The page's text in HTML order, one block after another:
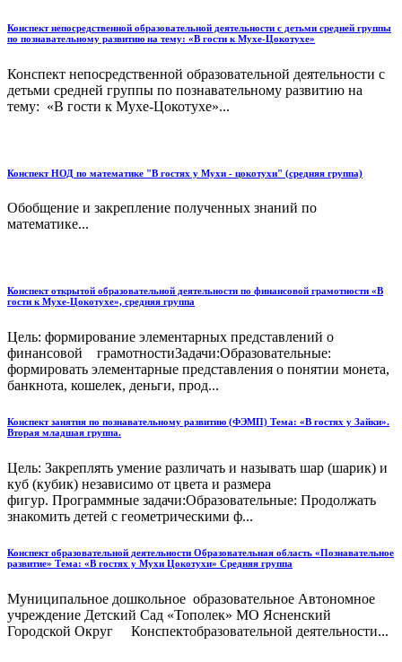
Конспект непосредственной образовательной деятельности с детьми средней группы
по познавательному развитию на тему: «В гости к Мухе-Цокотухе»
Конспект непосредственной образовательной деятельности с
детьми средней группы по познавательному развитию на
тему: «В гости к Мухе-Цокотухе»...
Конспект НОД по математике "В гостях у Мухи - цокотухи" (средняя группа)
Обобщение и закрепление полученных знаний по
математике...
Конспект открытой образовательной деятельности по финансовой грамотности «В
гости к Мухе-Цокотухе», средняя группа
Цель: формирование элементарных представлений о
финансовой грамотностиЗадачи:Образовательные:
формировать элементарные представления о понятии монета,
банкнота, кошелек, деньги, прод...
Конспект занятия по познавательному развитию (ФЭМП) Тема: «В гостях у Зайки».
Вторая младшая группа.
Цель: Закреплять умение различать и называть шар (шарик) и
куб (кубик) независимо от цвета и размера
фигур. Программные задачи:Образовательные: Продолжать
знакомить детей с геометрическими ф...
Конспект образовательной деятельности Образовательная область «Познавательное
развитие» Тема: «В гостях у Мухи Цокотухи» Средняя группа
Муниципальное дошкольное образовательное Автономное
учреждение Детский Сад «Тополек» МО Ясненский
Городской Округ Конспектобразовательной деятельности...